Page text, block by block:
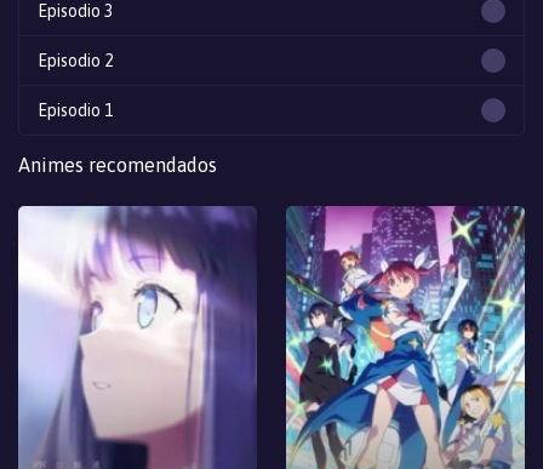
Episodio 3
Episodio 2
Episodio 1
Animes recomendados